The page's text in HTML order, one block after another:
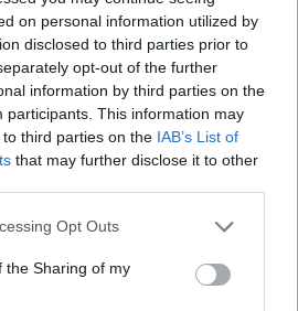
on personal information utilized by
disclosed to third parties prior to
opt-out of the further
information by third parties on the
participants. This information may
third parties on the IAB’s List of
that may further disclose it to other
Opt Outs
the Sharing of my
Lopes